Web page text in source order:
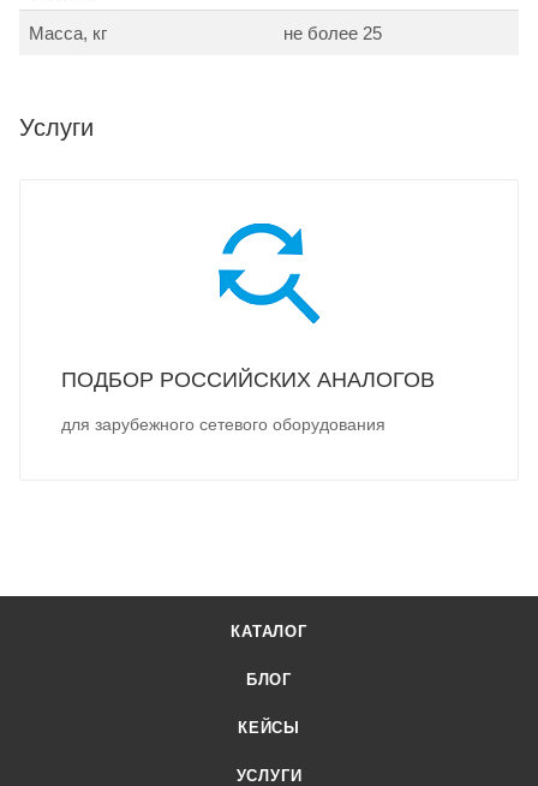
Масса, кг не более 25
Услуги
ПОДБОР РОССИЙСКИХ АНАЛОГОВ
для зарубежного сетевого оборудования
КАТАЛОГ
БЛОГ
КЕЙСЫ
УСЛУГИ